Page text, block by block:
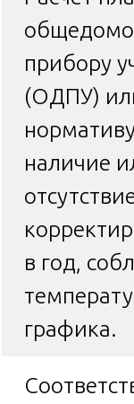
прибору
(ОДПУ)
наличие
в год,
графика.